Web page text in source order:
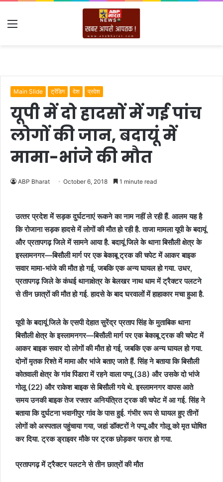
Menu
Main Slide ट्रेंडिग देश प्रदेश
यूपी में दो हादसों में गई पांच
लोगों की जान, बदायूं में
मामा-भांजे की मौत
ABP Bharat October 6, 2018 1 minute read
उत्‍तर प्रदेश में सड़क दुर्घटनाएं रूकने का नाम नहीं ले रही हैं. आलम यह है
कि रोजाना सड़क हादसे में लोगों की मौत हो रही है. ताजा मामला यूपी के बदायूं
और प्रतापगढ़ जिले में सामने आया है. बदायूं जिले के थाना बिसौली क्षेत्र के
इस्लामनगर—बिसौली मार्ग पर एक बेकाबू ट्रक की चपेट में आकर बाइक
सवार मामा-भांजे की मौत हो गई, जबकि एक अन्य घायल हो गया. उधर,
प्रतापगढ़ जिले के कंधई थानाक्षेत्र के बेलखर नाथ धाम में ट्रैक्टर पलटने
से तीन छात्रों की मौत हो गई. हादसे के बाद घरवालों में हाहाकार मचा हुआ है.
यूपी के बदायूं जिले के एसपी देहात सुरेंद्र प्रताप सिंह के मुताबिक थाना
बिसौली क्षेत्र के इस्लामनगर—बिसौली मार्ग पर एक बेकाबू ट्रक की चपेट में
आकर बाइक सवार दो लोगों की मौत हो गई, जबकि एक अन्य घायल हो गया.
दोनों मृतक रिश्ते में मामा और भांजे बताए जाते हैं. सिंह ने बताया कि बिसौली
कोतवाली क्षेत्र के गांव पिंडारा में रहने वाला पप्पू (38) और उसके दो भांजे
गोलू (22) और राकेश बाइक से बिसौली गये थे. इस्लामनगर वापस आते
समय उनकी बाइक तेज रफ्तार अनियंत्रित ट्रक की चपेट में आ गई. सिंह ने
बताया कि दुर्घटना भवानीपुर गांव के पास हुई. गंभीर रूप से घायल हुए तीनों
लोगों को अस्पताल पहुंचाया गया, जहां डॉक्टरों ने पप्पू और गोलू को मृत घोषित
कर दिया. ट्रक ड्राइवर मौके पर ट्रक छोड़कर फरार हो गया.
प्रतापगढ़ में ट्रैक्टर पलटने से तीन छात्रों की मौत